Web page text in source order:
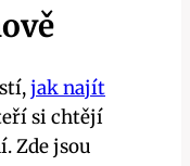
jak najít
si chtějí
Zde jsou